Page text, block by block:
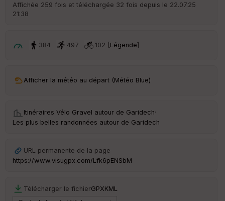
Affichée 259 fois et téléchargée 32 fois depuis le 22.07.25
21:38
384 497 102 [Légende]
Afficher la météo au départ (Météo Blue)
Itinéraires Vélo Gravel autour de Garidech·
Les plus belles randonnées autour de Garidech
URL permanente de la page
https://www.visugpx.com/Lfk6pENSbM
Télécharger le fichierGPXKML